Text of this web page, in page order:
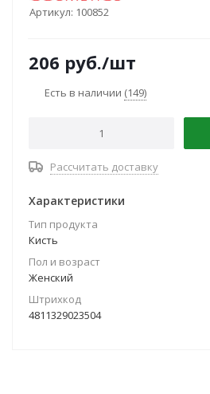
Артикул: 100852
206 руб./шт
Есть в наличии (149)
Рассчитать доставку
Характеристики
Тип продукта
Кисть
Пол и возраст
Женский
Штрихкод
4811329023504